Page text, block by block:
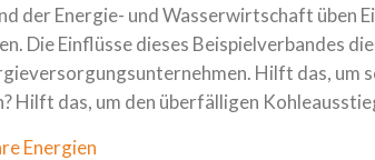
der Energie- und Wasserwirtschaft üben
Die Einflüsse dieses Beispielverbandes
Hilft das, um
Hilft das, um den überfälligen
Energien